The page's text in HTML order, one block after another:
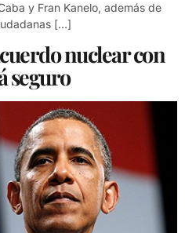
y Fran Kanelo, además de
[…]
nuclear con
seguro